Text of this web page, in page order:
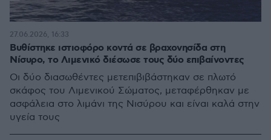
Βυθίστηκε ιστιοφόρο κοντά σε βραχονησίδα στη
Νίσυρο, το Λιμενικό διέσωσε τους δύο επιβαίνοντες
Οι δύο διασωθέντες μετεπιβιβάστηκαν σε πλωτό
σκάφος του Λιμενικού Σώματος, μεταφέρθηκαν με
ασφάλεια στο λιμάνι της Νισύρου και είναι καλά στην
υγεία τους
27.06.2026, 16:33